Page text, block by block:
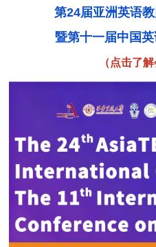
第24届亚洲英语
暨第十一届中国
（点击了